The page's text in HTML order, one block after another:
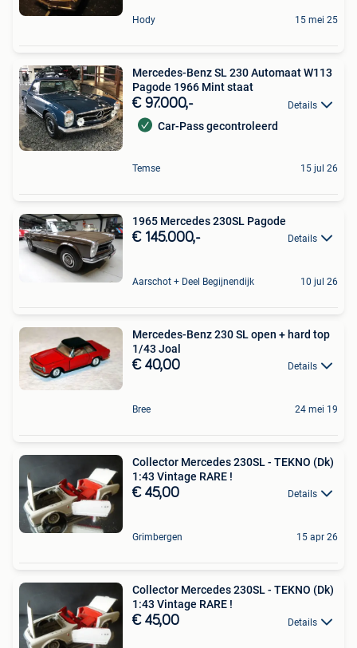
Hody 15 mei 25
Mercedes-Benz SL 230 Automaat W113
Pagode 1966 Mint staat
€ 97.000,- Details
Car-Pass gecontroleerd
Temse 15 jul 26
1965 Mercedes 230SL Pagode
€ 145.000,- Details
Aarschot + Deel Begijnendijk 10 jul 26
Mercedes-Benz 230 SL open + hard top
1/43 Joal
€ 40,00 Details
Bree 24 mei 19
Collector Mercedes 230SL - TEKNO (Dk)
1:43 Vintage RARE !
€ 45,00 Details
Grimbergen 15 apr 26
Collector Mercedes 230SL - TEKNO (Dk)
1:43 Vintage RARE !
€ 45,00 Details